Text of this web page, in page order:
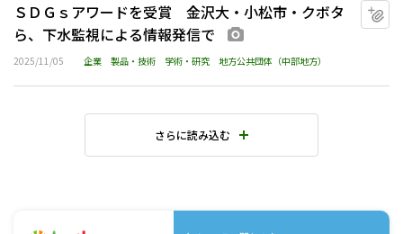
ＳＤＧｓアワードを受賞 金沢大・小松市・クボタ
ら、下水監視による情報発信で
2025/11/05 企業 製品・技術 学術・研究 地方公共団体（中部地方）
さらに読み込む